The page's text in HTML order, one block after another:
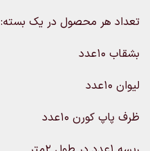
تعداد هر محصول در یک بسته:
بشقاب 10عدد
لیوان 10عدد
ظرف پاپ کورن 10عدد